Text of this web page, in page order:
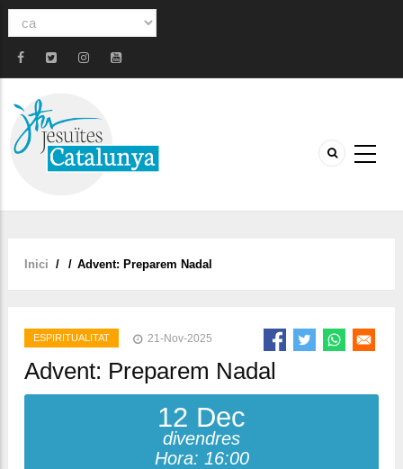
Select
language
Fil
Inici / / Advent: Preparem Nadal
ESPIRITUALITAT 21-Nov-2025
Advent: Preparem Nadal
12 Dec
divendres
Hora: 16:00